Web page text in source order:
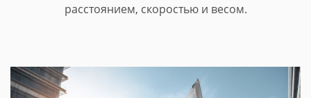
расстоянием, скоростью и весом.